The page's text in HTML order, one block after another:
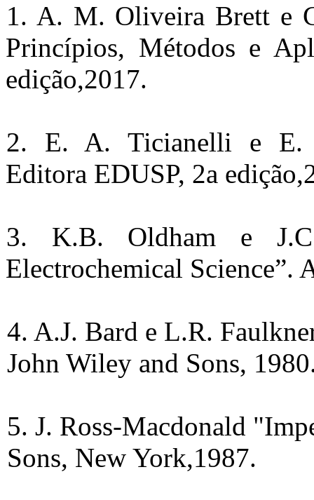
1. A. M. Oliveira Brett e
Princípios, Métodos e
edição,2017.
2. E. A. Ticianelli e E.
Editora EDUSP, 2a
3. K.B. Oldham e
Electrochemical Science”.
4. A.J. Bard e L.R.
John Wiley and Sons,
5. J. Ross-Macdonald
Sons, New York,1987.